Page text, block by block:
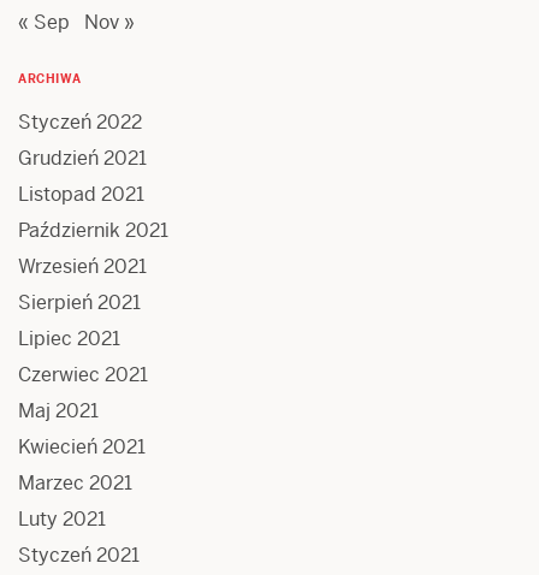
« Sep
Nov »
ARCHIWA
Styczeń 2022
Grudzień 2021
Listopad 2021
Październik 2021
Wrzesień 2021
Sierpień 2021
Lipiec 2021
Czerwiec 2021
Maj 2021
Kwiecień 2021
Marzec 2021
Luty 2021
Styczeń 2021